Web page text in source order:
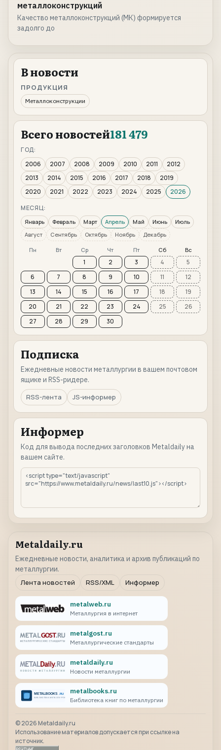
металлоконструкций
Качество металлоконструкций (МК) формируется
задолго до
В новости
ПРОДУКЦИЯ
Металлоконструкции
Всего новостей181 479
ГОД:
2006
2007 2008 2009 2010 2011
2012
2013
2014 2015 2016 2017 2018
2019
2020
2021 2022 2023 2024 2025
2026
МЕСЯЦ:
Январь Февраль Март Апрель Май Июнь
Июль
Август
Сентябрь Октябрь Ноябрь Декабрь
Пн Вт Ср Чт Пт Сб Вс
1 2 3 4
5
6
7 8 9 10 11
12
13
14 15 16 17 18
19
20
21 22 23 24 25
26
27
28 29 30
Подписка
Ежедневные новости металлургии в вашем почтовом
ящике и RSS-ридере.
RSS-лента
JS-информер
Информер
Код для вывода последних заголовков Metaldaily на
вашем сайте.
Metaldaily.ru
Ежедневные новости, аналитика и архив публикаций по
металлургии.
Лента новостей
RSS/XML Информер
metalweb.ru
Металлургия в интернет
metalgost.ru
Металлургические стандарты
metaldaily.ru
Новости металлургии
metalbooks.ru
Библиотека книг по металлургии
©2026 Metaldaily.ru
Использование материалов допускается при ссылке на
источник.